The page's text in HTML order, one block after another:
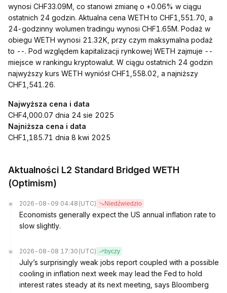
wynosi CHF33.09M, co stanowi zmianę o +0.06% w ciągu
ostatnich 24 godzin. Aktualna cena WETH to CHF1,551.70, a
24-godzinny wolumen tradingu wynosi CHF1.65M. Podaż w
obiegu WETH wynosi 21.32K, przy czym maksymalna podaż
to --. Pod względem kapitalizacji rynkowej WETH zajmuje --
miejsce w rankingu kryptowalut. W ciągu ostatnich 24 godzin
najwyższy kurs WETH wyniósł CHF1,558.02, a najniższy
CHF1,541.26.
Najwyższa cena i data
CHF4,000.07 dnia 24 sie 2025
Najniższa cena i data
CHF1,185.71 dnia 8 kwi 2025
Aktualności L2 Standard Bridged WETH
(Optimism)
2026-08-09 04:48 (UTC) Niedźwiedzio
Economists generally expect the US annual inflation rate to
slow slightly.
2026-08-08 17:30 (UTC) byczy
July’s surprisingly weak jobs report coupled with a possible
cooling in inflation next week may lead the Fed to hold
interest rates steady at its next meeting, says Bloomberg